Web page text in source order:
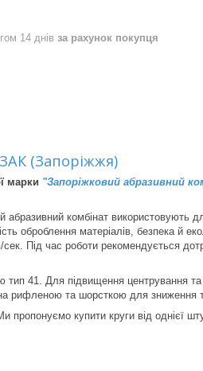
14 днів за рахунок покупця
(Запоріжжя)
марки "Запоріжковий абразивний
абразивний комбінат використовують
оброблення матеріалів, безпека й
Під час роботи рекомендується
41. Для підвищення центрування та
рифленою та шорсткою для зниження
купити круги від однієї